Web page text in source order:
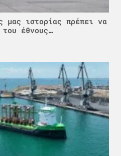
μας ιστορίας πρέπει να
έθνους…